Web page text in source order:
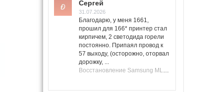
Сергей
31.07.2026
Благодарю, у меня 1661,
прошил для 166* принтер стал
кирпичем, 2 светодида горели
постоянно. Припаял провод к
57 выходу, (осторожно, оторвал
дорожку, ...
Восстановление Samsung ML-1661, ML-1666 после не удачной прошивки.